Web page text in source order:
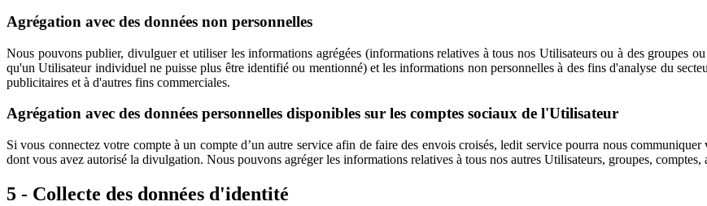
Agrégation avec des données non personnelles
Nous pouvons publier, divulguer et utiliser les informations agrégées (informations relatives à tous nos Utilisateurs ou à des groupes
qu'un Utilisateur individuel ne puisse plus être identifié ou mentionné) et les informations non personnelles à des fins d'analyse du
publicitaires et à d'autres fins commerciales.
Agrégation avec des données personnelles disponibles sur les comptes sociaux de l'Utilisateur
Si vous connectez votre compte à un compte d’un autre service afin de faire des envois croisés, ledit service pourra nous
dont vous avez autorisé la divulgation. Nous pouvons agréger les informations relatives à tous nos autres Utilisateurs, groupes,
5 - Collecte des données d'identité